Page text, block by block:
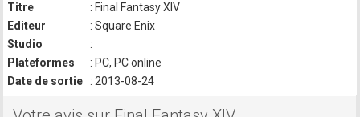
Titre
: Final Fantasy XIV
Editeur
: Square Enix
Studio
:
Plateformes
: PC, PC online
Date de sortie
: 2013-08-24